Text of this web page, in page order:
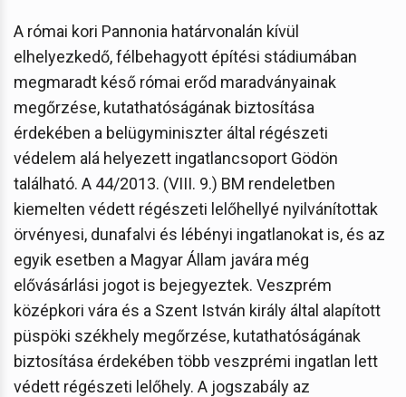
A római kori Pannonia határvonalán kívül
elhelyezkedő, félbehagyott építési stádiumában
megmaradt késő római erőd maradványainak
megőrzése, kutathatóságának biztosítása
érdekében a belügyminiszter által régészeti
védelem alá helyezett ingatlancsoport Gödön
található. A 44/2013. (VIII. 9.) BM rendeletben
kiemelten védett régészeti lelőhellyé nyilvánítottak
örvényesi, dunafalvi és lébényi ingatlanokat is, és az
egyik esetben a Magyar Állam javára még
elővásárlási jogot is bejegyeztek. Veszprém
középkori vára és a Szent István király által alapított
püspöki székhely megőrzése, kutathatóságának
biztosítása érdekében több veszprémi ingatlan lett
védett régészeti lelőhely. A jogszabály az